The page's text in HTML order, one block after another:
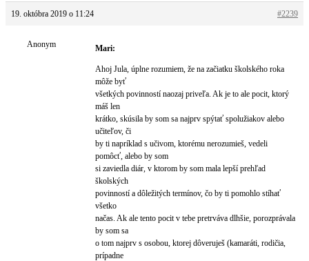
19. októbra 2019 o 11:24 #2239
Anonym Mari:
Ahoj Jula, úplne rozumiem, že na začiatku školského roka
môže byť
všetkých povinností naozaj priveľa. Ak je to ale pocit, ktorý
máš len
krátko, skúsila by som sa najprv spýtať spolužiakov alebo
učiteľov, či
by ti napríklad s učivom, ktorému nerozumieš, vedeli
pomôcť, alebo by som
si zaviedla diár, v ktorom by som mala lepší prehľad
školských
povinností a dôležitých termínov, čo by ti pomohlo stíhať
všetko
načas. Ak ale tento pocit v tebe pretrváva dlhšie, porozprávala
by som sa
o tom najprv s osobou, ktorej dôveruješ (kamaráti, rodičia,
prípadne